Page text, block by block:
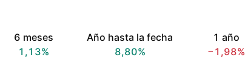
6 meses
1,13%
Año hasta la fecha
8,80%
1 año
−1,98%